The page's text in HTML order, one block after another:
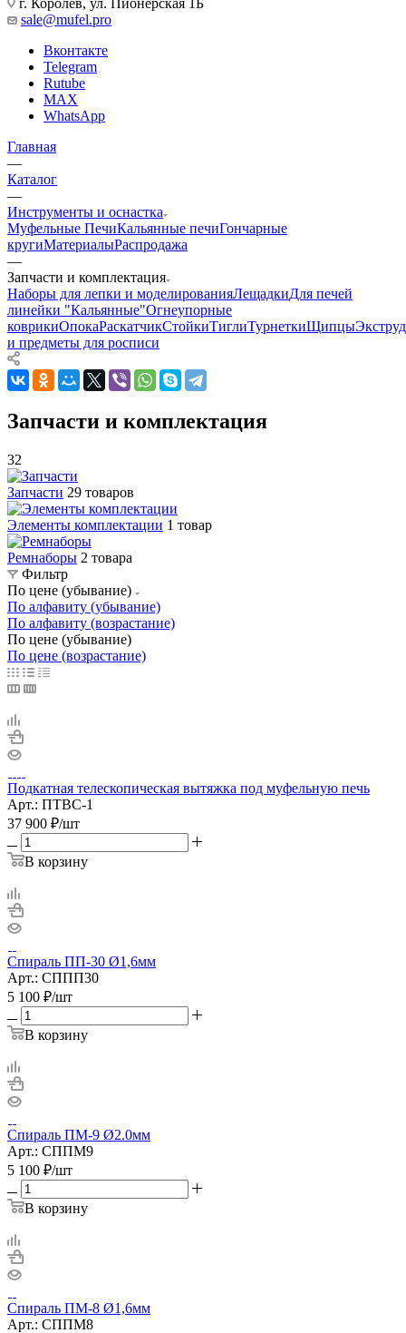
г. Королев, ул. Пионерская 1Б
sale@mufel.pro
Вконтакте
Telegram
Rutube
MAX
WhatsApp
Главная
—
Каталог
—
Инструменты и оснастка
Муфельные ПечиКальянные печиГончарные
кругиМатериалыРаспродажа
—
Запчасти и комплектация
Наборы для лепки и моделированияЛещадкиДля печей
линейки "Кальянные"Огнеупорные
коврикиОпокаРаскатчикСтойкиТиглиТурнеткиЩипцы
и предметы для росписи
Запчасти и комплектация
32
Запчасти 29 товаров
Элементы комплектации 1 товар
Ремнаборы 2 товара
Фильтр
По цене (убывание)
По алфавиту (убывание)
По алфавиту (возрастание)
По цене (убывание)
По цене (возрастание)
Подкатная телескопическая вытяжка под муфельную печь
Арт.: ПТВС-1
37 900 ₽/шт
В корзину
Спираль ПП-30 Ø1,6мм
Арт.: СППП30
5 100 ₽/шт
В корзину
Спираль ПМ-9 Ø2.0мм
Арт.: СППМ9
5 100 ₽/шт
В корзину
Спираль ПМ-8 Ø1,6мм
Арт.: СППМ8